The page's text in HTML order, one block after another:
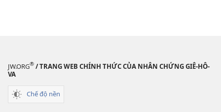
JW.ORG® / TRANG WEB CHÍNH THỨC CỦA NHÂN CHỨNG GIÊ-HÔ-
VA
Chế độ nền